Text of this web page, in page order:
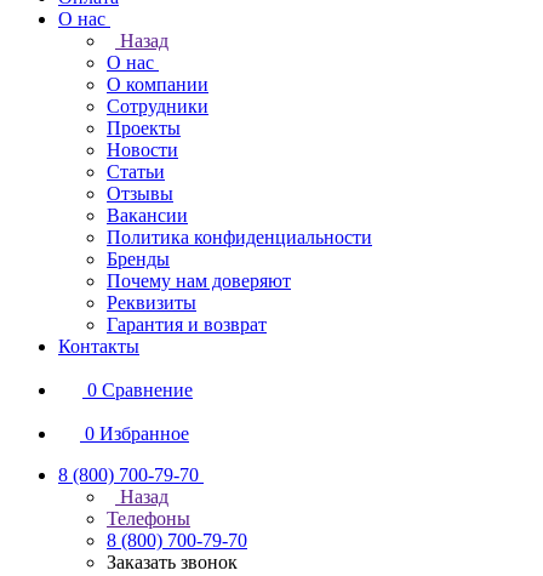
О нас
Назад
О нас
О компании
Сотрудники
Проекты
Новости
Статьи
Отзывы
Вакансии
Политика конфиденциальности
Бренды
Почему нам доверяют
Реквизиты
Гарантия и возврат
Контакты
0 Сравнение
0 Избранное
8 (800) 700-79-70
Назад
Телефоны
8 (800) 700-79-70
Заказать звонок